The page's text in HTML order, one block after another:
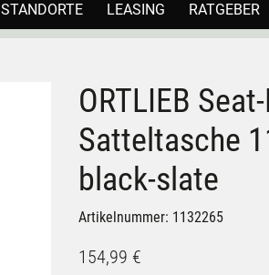
STANDORTE LEASING RATGEBER
ORTLIEB
Satteltasche
black-slate
Artikelnummer: 1132265
154,99 €